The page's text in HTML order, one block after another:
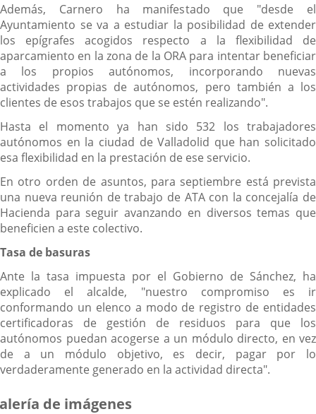
Además, Carnero ha manifestado que "desde el
Ayuntamiento se va a estudiar la posibilidad de extender
los epígrafes acogidos respecto a la flexibilidad de
aparcamiento en la zona de la ORA para intentar beneficiar
a los propios autónomos, incorporando nuevas
actividades propias de autónomos, pero también a los
clientes de esos trabajos que se estén realizando".
Hasta el momento ya han sido 532 los trabajadores
autónomos en la ciudad de Valladolid que han solicitado
esa flexibilidad en la prestación de ese servicio.
En otro orden de asuntos, para septiembre está prevista
una nueva reunión de trabajo de ATA con la concejalía de
Hacienda para seguir avanzando en diversos temas que
beneficien a este colectivo.
Tasa de basuras
Ante la tasa impuesta por el Gobierno de Sánchez, ha
explicado el alcalde, "nuestro compromiso es ir
conformando un elenco a modo de registro de entidades
certificadoras de gestión de residuos para que los
autónomos puedan acogerse a un módulo directo, en vez
de a un módulo objetivo, es decir, pagar por lo
verdaderamente generado en la actividad directa".
de imágenes